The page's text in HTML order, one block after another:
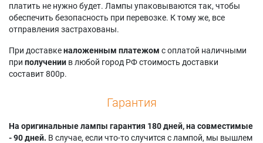
платить не нужно будет. Лампы упаковываются так, чтобы
обеспечить безопасность при перевозке. К тому же, все
отправления застрахованы.
При доставкеналоженным платежом с оплатой наличными
при получении в любой город РФ стоимость доставки
составит 800р.
Гарантия
На оригинальные лампы гарантия 180 дней, на совместимые
- 90 дней. В случае, если что-то случится с лампой, мы вышлем